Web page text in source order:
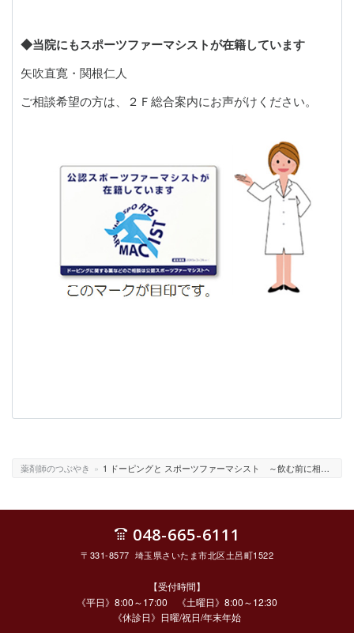
◆当院にもスポーツファーマシストが在籍しています
矢吹直寛・関根仁人
ご相談希望の方は、２Ｆ総合案内にお声がけください。
薬剤師のつぶやき » 1 ドーピングと スポーツファーマシスト ～飲む前に相談！！～
048-665-6111
〒331-8577 埼玉県さいたま市北区土呂町1522
【受付時間】
《平日》8:00～17:00 《土曜日》8:00～12:30
《休診日》日曜/祝日/年末年始